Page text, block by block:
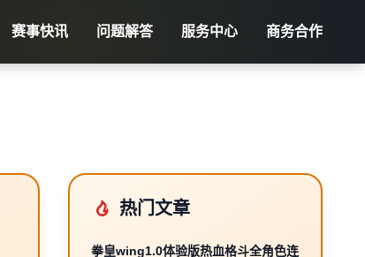
赛事快讯 问题解答 服务中心 商务合作
热门文章
拳皇wing1.0体验版热血格斗全角色连